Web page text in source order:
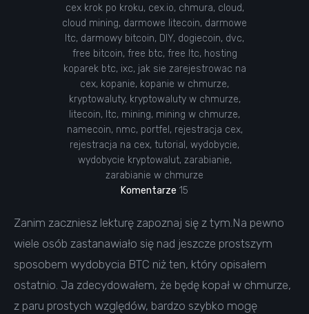
cex krok po kroku, cex.io, chmura, cloud,
cloud mining, darmowe litecoin, darmowe
ltc, darmowy bitcoin, DIY, dogiecoin, dvc,
free bitcoin, free btc, free ltc, hosting
koparek btc, ixc, jak sie zarejestrowac na
cex, kopanie, kopanie w chmurze,
kryptowaluty, kryptowaluty w chmurze,
litecoin, ltc, mining, mining w chmurze,
namecoin, nmc, portfel, rejestracja cex,
rejestracja na cex, tutorial, wydobycie,
wydobycie kryptowalut, zarabianie,
zarabianie w chmurze
Komentarze 15
Zanim zaczniesz lekturę zapoznaj się z tym.Na pewno
wiele osób zastanawiało się nad jeszcze prostszym
sposobem wydobycia BTC niż ten, który opisałem
ostatnio. Ja zdecydowałem, że będę kopał w chmurze,
z paru prostych względów, bardzo szybko mogę